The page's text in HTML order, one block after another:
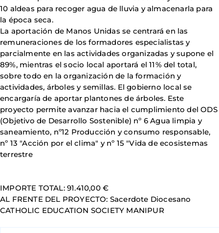
10 aldeas para recoger agua de lluvia y almacenarla para
la época seca.
La aportación de Manos Unidas se centrará en las
remuneraciones de los formadores especialistas y
parcialmente en las actividades organizadas y supone el
89%, mientras el socio local aportará el 11% del total,
sobre todo en la organización de la formación y
actividades, árboles y semillas. El gobierno local se
encargaría de aportar plantones de árboles. Este
proyecto permite avanzar hacia el cumplimiento del ODS
(Objetivo de Desarrollo Sostenible) nº 6 Agua limpia y
saneamiento, nº12 Producción y consumo responsable,
nº 13 "Acción por el clima" y nº 15 "Vida de ecosistemas
terrestre
IMPORTE TOTAL: 91.410,00 €
AL FRENTE DEL PROYECTO: Sacerdote Diocesano
CATHOLIC EDUCATION SOCIETY MANIPUR